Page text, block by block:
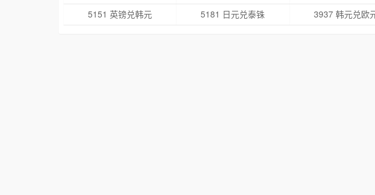
5151 英镑兑韩元
5181 日元兑泰铢 3937 韩元兑欧